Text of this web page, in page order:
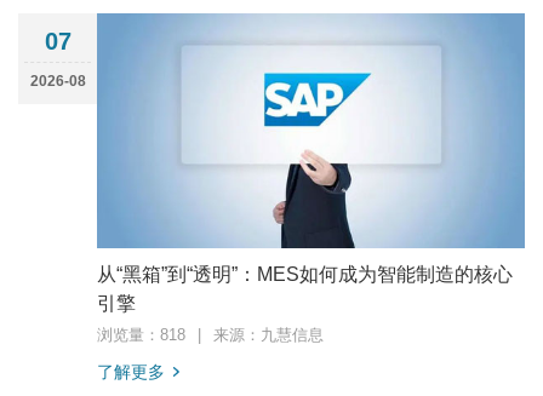
07
2026-08
从“黑箱”到“透明”：MES如何成为智能制造的核心
引擎
浏览量：818 来源：九慧信息
了解更多